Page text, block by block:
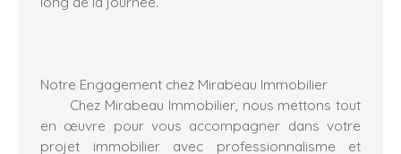
Notre Engagement chez Mirabeau Immobilier
Chez Mirabeau Immobilier, nous mettons tout
en œuvre pour vous accompagner dans votre
projet immobilier avec professionnalisme et